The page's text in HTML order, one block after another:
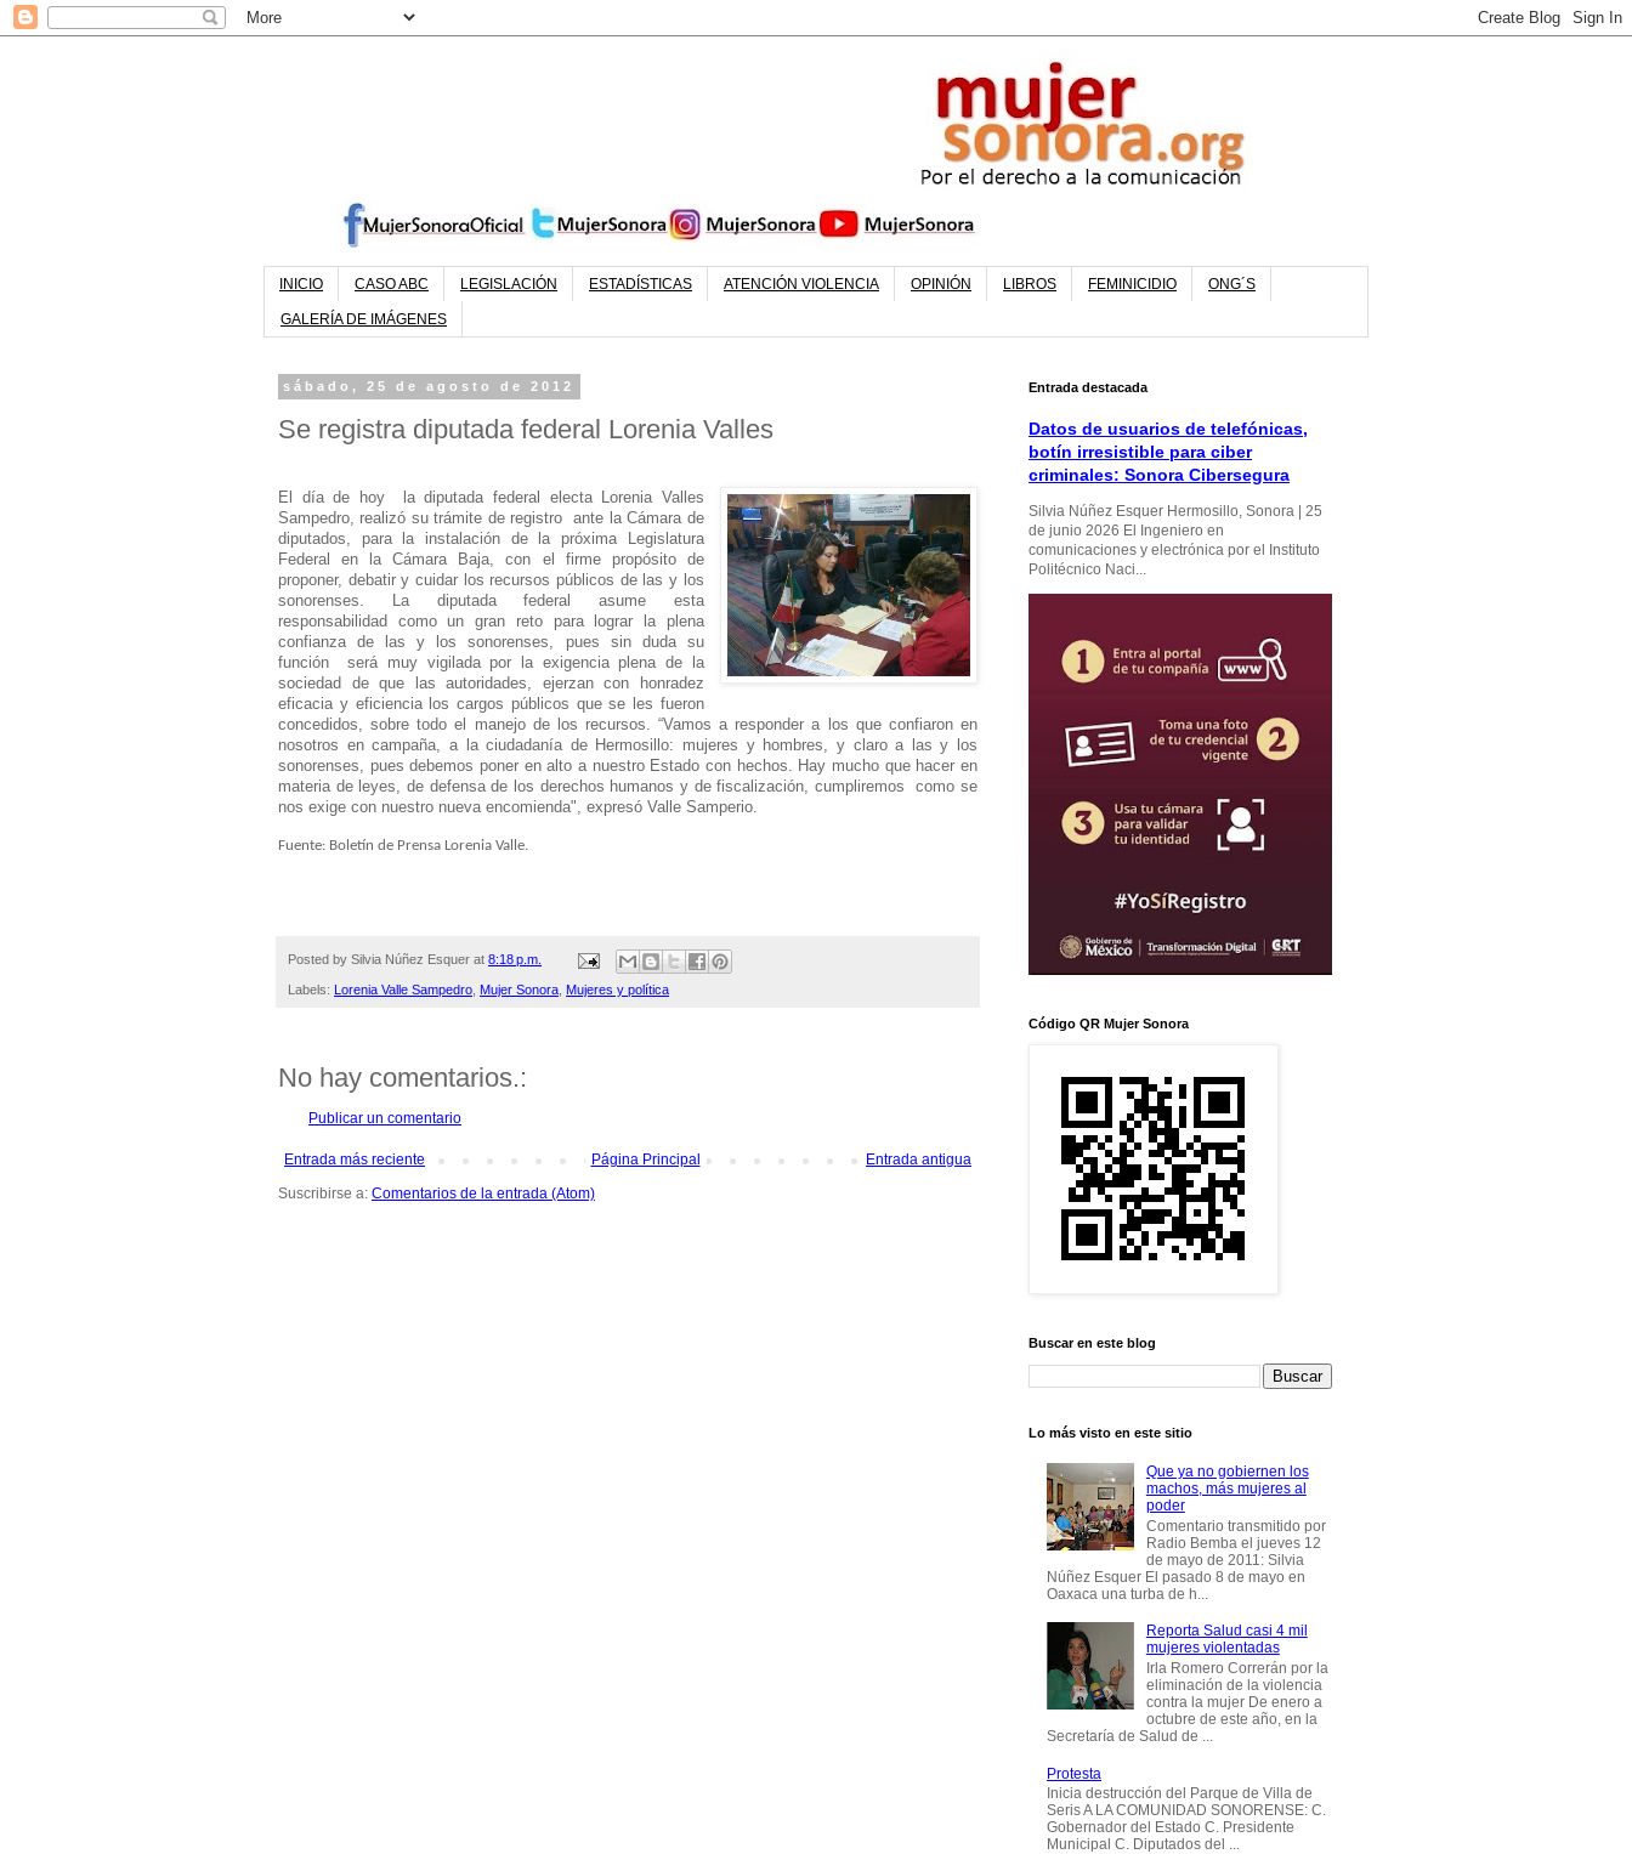
INICIO CASO ABC LEGISLACIÓN ESTADÍSTICAS ATENCIÓN VIOLENCIA OPINIÓN LIBROS FEMINICIDIO ONG´S
GALERÍA DE IMÁGENES
sábado, 25 de agosto de 2012
Se registra diputada federal Lorenia Valles
El día de hoy la diputada federal electa Lorenia Valles
Sampedro, realizó su trámite de registro ante la Cámara de
diputados, para la instalación de la próxima Legislatura
Federal en la Cámara Baja, con el firme propósito de
proponer, debatir y cuidar los recursos públicos de las y los
sonorenses. La diputada federal asume esta
responsabilidad como un gran reto para lograr la plena
confianza de las y los sonorenses, pues sin duda su
función será muy vigilada por la exigencia plena de la
sociedad de que las autoridades, ejerzan con honradez
eficacia y eficiencia los cargos públicos que se les fueron
concedidos, sobre todo el manejo de los recursos. “Vamos a responder a los que confiaron en
nosotros en campaña, a la ciudadanía de Hermosillo: mujeres y hombres, y claro a las y los
sonorenses, pues debemos poner en alto a nuestro Estado con hechos. Hay mucho que hacer en
materia de leyes, de defensa de los derechos humanos y de fiscalización, cumpliremos como se
nos exige con nuestro nueva encomienda", expresó Valle Samperio.
Fuente: Boletín de Prensa Lorenia Valle.
Posted by Silvia Núñez Esquer at 8:18 p.m.
Labels: Lorenia Valle Sampedro Mujer Sonora Mujeres y política
No hay comentarios.:
Publicar un comentario
Entrada más reciente Entrada antigua
Página Principal
Suscribirse a: Comentarios de la entrada (Atom)
Entrada destacada
Datos de usuarios de telefónicas,
botín irresistible para ciber
criminales: Sonora Cibersegura
Silvia Núñez Esquer Hermosillo, Sonora | 25
de junio 2026 El Ingeniero en
comunicaciones y electrónica por el Instituto
Politécnico Naci...
Código QR Mujer Sonora
Buscar en este blog
Lo más visto en este sitio
Que ya no gobiernen los
machos, más mujeres al
poder
Comentario transmitido por
Radio Bemba el jueves 12
de mayo de 2011: Silvia
Núñez Esquer El pasado 8 de mayo en
Oaxaca una turba de h...
Reporta Salud casi 4 mil
mujeres violentadas
Irla Romero Correrán por la
eliminación de la violencia
contra la mujer De enero a
octubre de este año, en la
Secretaría de Salud de ...
Protesta
Inicia destrucción del Parque de Villa de
Seris A LA COMUNIDAD SONORENSE: C.
Gobernador del Estado C. Presidente
Municipal C. Diputados del ...